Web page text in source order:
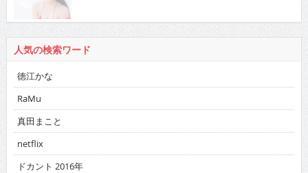
人気の検索ワード
徳江かな
RaMu
真田まこと
netflix
ドカント 2016年